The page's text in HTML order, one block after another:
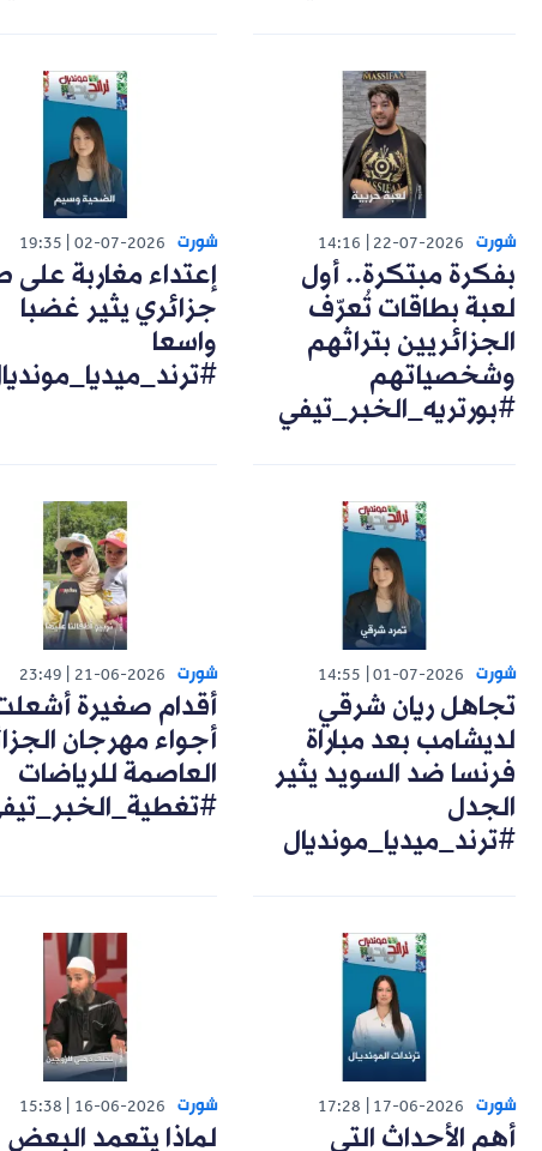
شورت 22-07-2026
14:16
بفكرة مبتكرة.. أول
لعبة بطاقات تُعرّف
الجزائريين بتراثهم
وشخصياتهم
#بورتريه_الخبر_تيفي
شورت 02-07-2026
19:35
إعتداء مغاربة
جزائري يثير غضبا
واسعا
شورت 01-07-2026
14:55
تجاهل ريان شرقي
لديشامب بعد مباراة
فرنسا ضد السويد يثير
الجدل
#ترند_ميديا_مونديال
شورت 21-06-2026
23:49
أقدام صغيرة
أجواء مهرجان
العاصمة للرياضات
شورت 17-06-2026
17:28
أهم الأحداث التي
شورت 16-06-2026
15:38
لماذا يتعمد البعض